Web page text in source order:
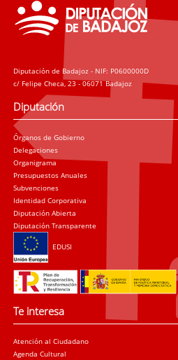
Diputación de Badajoz - NIF: P0600000D
c/ Felipe Checa, 23 - 06071 Badajoz
Diputación
Órganos de Gobierno
Delegaciones
Organigrama
Presupuestos Anuales
Subvenciones
Identidad Corporativa
Diputación Abierta
Diputación Transparente
EDUSI
Te interesa
Atención al Ciudadano
Agenda Cultural